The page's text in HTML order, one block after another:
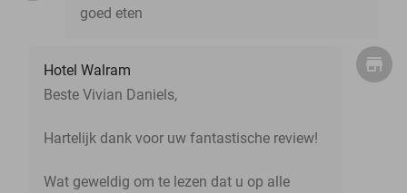
goed eten
Hotel Walram
Beste Vivian Daniels,
Hartelijk dank voor uw fantastische review!
Wat geweldig om te lezen dat u op alle